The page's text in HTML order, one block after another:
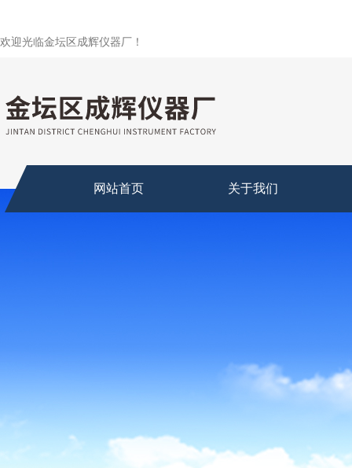
欢迎光临金坛区成辉仪器厂！
网站首页 关于我们